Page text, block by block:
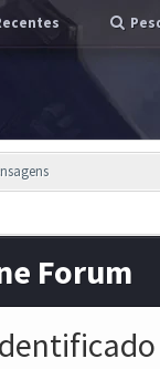
Forum